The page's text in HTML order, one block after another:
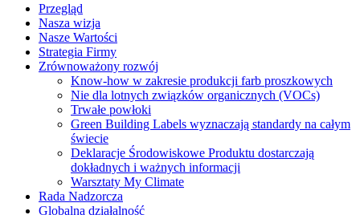
Przegląd
Nasza wizja
Nasze Wartości
Strategia Firmy
Zrównoważony rozwój
Know-how w zakresie produkcji farb proszkowych
Nie dla lotnych związków organicznych (VOCs)
Trwałe powłoki
Green Building Labels wyznaczają standardy na całym
świecie
Deklaracje Środowiskowe Produktu dostarczają
dokładnych i ważnych informacji
Warsztaty My Climate
Rada Nadzorcza
Globalna działalność